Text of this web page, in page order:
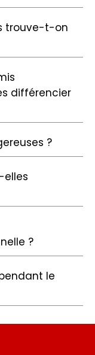
trouve-t-on
différencier
?
elles
?
le